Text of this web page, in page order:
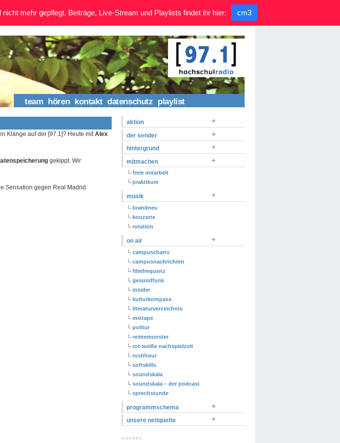
team hören kontakt datenschutz playlist
Klänge auf der [97.1]? Heute mit Alex
gekippt. Wir
Sensation gegen Real Madrid
aktion
der sender
hintergrund
mitmachen
freie mitarbeit
praktikum
musik
brandneu
konzerte
rotation
on air
campuscharts
campusnachrichten
filmfrequenz
gesundfunk
insider
kulturkompass
literaturverzeichnis
mixtape
politur
reimemonster
rot-weiße nachspielzeit
rushhour
softskills
soundskala
soundskala – der podcast
sprechstunde
programmschema
unsere netiquette
suchen
nicht mehr gepflegt. Beiträge, Live-Stream und Playlists findet ihr hier: cm3